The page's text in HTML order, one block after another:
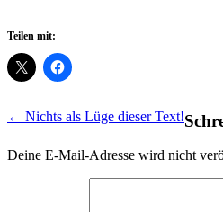
Teilen mit:
Post
← Nichts als Lüge dieser Text!
Deine E-Mail-Adresse wird nicht